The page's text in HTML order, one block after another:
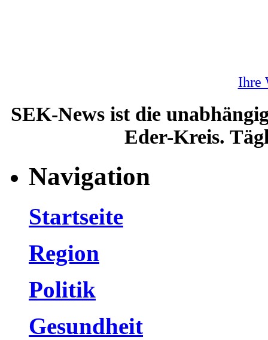
Ihre
SEK-News ist die
Eder-Kreis.
Navigation
Startseite
Region
Politik
Gesundheit